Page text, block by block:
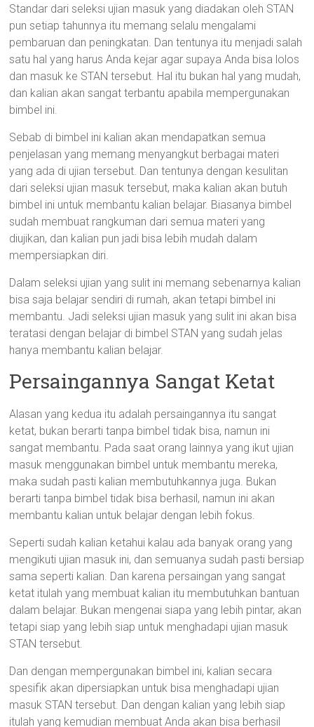
Standar dari seleksi ujian masuk yang diadakan oleh STAN
pun setiap tahunnya itu memang selalu mengalami
pembaruan dan peningkatan. Dan tentunya itu menjadi salah
satu hal yang harus Anda kejar agar supaya Anda bisa lolos
dan masuk ke STAN tersebut. Hal itu bukan hal yang mudah,
dan kalian akan sangat terbantu apabila mempergunakan
bimbel ini.
Sebab di bimbel ini kalian akan mendapatkan semua
penjelasan yang memang menyangkut berbagai materi
yang ada di ujian tersebut. Dan tentunya dengan kesulitan
dari seleksi ujian masuk tersebut, maka kalian akan butuh
bimbel ini untuk membantu kalian belajar. Biasanya bimbel
sudah membuat rangkuman dari semua materi yang
diujikan, dan kalian pun jadi bisa lebih mudah dalam
mempersiapkan diri.
Dalam seleksi ujian yang sulit ini memang sebenarnya kalian
bisa saja belajar sendiri di rumah, akan tetapi bimbel ini
membantu. Jadi seleksi ujian masuk yang sulit ini akan bisa
teratasi dengan belajar di bimbel STAN yang sudah jelas
hanya membantu kalian belajar.
Persaingannya Sangat Ketat
Alasan yang kedua itu adalah persaingannya itu sangat
ketat, bukan berarti tanpa bimbel tidak bisa, namun ini
sangat membantu. Pada saat orang lainnya yang ikut ujian
masuk menggunakan bimbel untuk membantu mereka,
maka sudah pasti kalian membutuhkannya juga. Bukan
berarti tanpa bimbel tidak bisa berhasil, namun ini akan
membantu kalian untuk belajar dengan lebih fokus.
Seperti sudah kalian ketahui kalau ada banyak orang yang
mengikuti ujian masuk ini, dan semuanya sudah pasti bersiap
sama seperti kalian. Dan karena persaingan yang sangat
ketat itulah yang membuat kalian itu membutuhkan bantuan
dalam belajar. Bukan mengenai siapa yang lebih pintar, akan
tetapi siap yang lebih siap untuk menghadapi ujian masuk
STAN tersebut.
Dan dengan mempergunakan bimbel ini, kalian secara
spesifik akan dipersiapkan untuk bisa menghadapi ujian
masuk STAN tersebut. Dan dengan kalian yang lebih siap
itulah yang kemudian membuat Anda akan bisa berhasil